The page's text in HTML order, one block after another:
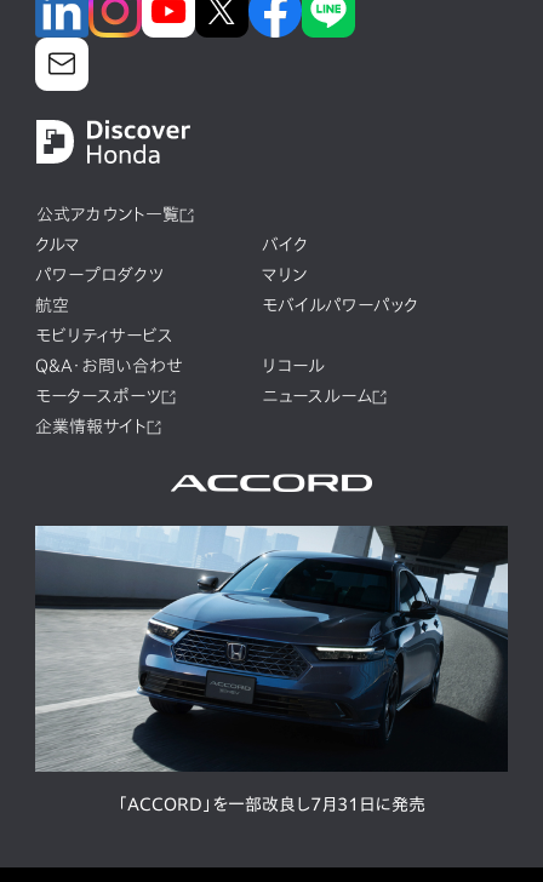
公式アカウント一覧
クルマ
バイク
パワープロダクツ
マリン
航空
モバイルパワーパック
モビリティサービス
Q&A・お問い合わせ
リコール
モータースポーツ
ニュースルーム
企業情報サイト
「ACCORD」を一部改良し7月31日に発売